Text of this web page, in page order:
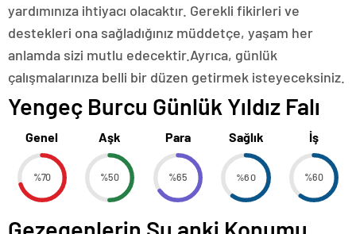
yardımınıza ihtiyacı olacaktır. Gerekli fikirleri ve
destekleri ona sağladığınız müddetçe, yaşam her
anlamda sizi mutlu edecektir.Ayrıca, günlük
çalışmalarınıza belli bir düzen getirmek isteyeceksiniz.
Yengeç Burcu Günlük Yıldız Falı
Genel
%70
Aşk
%50
Para
%65
Sağlık
%60
İş
%60